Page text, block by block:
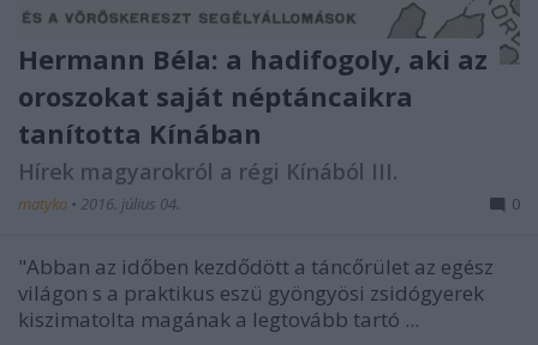
Hermann Béla: a hadifogoly, aki az
oroszokat saját néptáncaikra
tanította Kínában
Hírek magyarokról a régi Kínából III.
matyko • 2016. július 04. 0
"Abban az időben kezdődött a táncőrület az egész
világon s a praktikus eszü gyöngyösi zsidógyerek
kiszimatolta magának a legtovább tartó ...